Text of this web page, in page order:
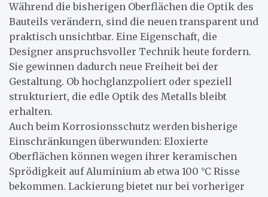
Während die bisherigen Oberflächen die Optik des
Bauteils verändern, sind die neuen transparent und
praktisch unsichtbar. Eine Eigenschaft, die
Designer anspruchsvoller Technik heute fordern.
Sie gewinnen dadurch neue Freiheit bei der
Gestaltung. Ob hochglanzpoliert oder speziell
strukturiert, die edle Optik des Metalls bleibt
erhalten.
Auch beim Korrosionsschutz werden bisherige
Einschränkungen überwunden: Eloxierte
Oberflächen können wegen ihrer keramischen
Sprödigkeit auf Aluminium ab etwa 100 °C Risse
bekommen. Lackierung bietet nur bei vorheriger